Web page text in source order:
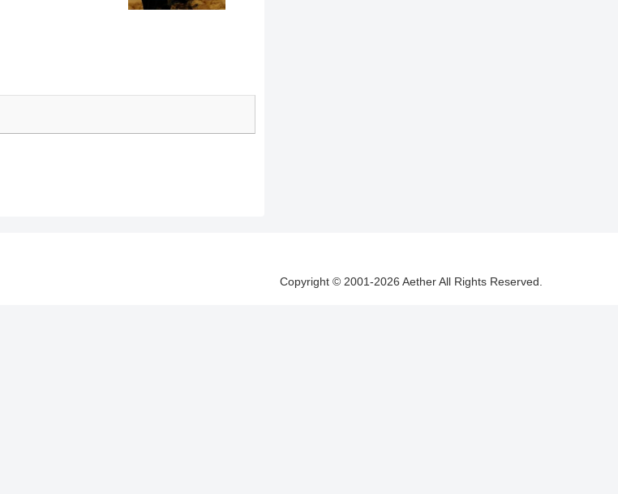
Copyright © 2001-2026 Aether All Rights Reserved.